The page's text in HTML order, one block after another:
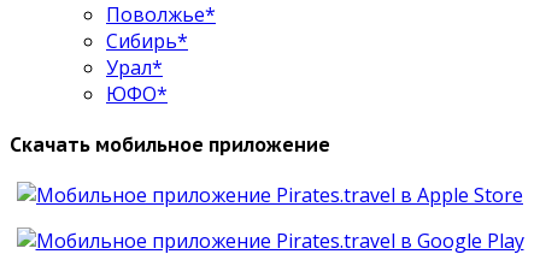
Поволжье*
Сибирь*
Урал*
ЮФО*
Скачать мобильное приложение